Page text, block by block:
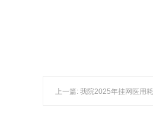
上一篇: 我院2025年挂网医用